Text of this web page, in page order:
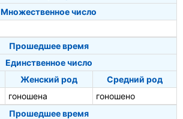
Множественное число
Прошедшее время
Единственное число
Женский род
Средний род
гоношена
гоношено
Прошедшее время